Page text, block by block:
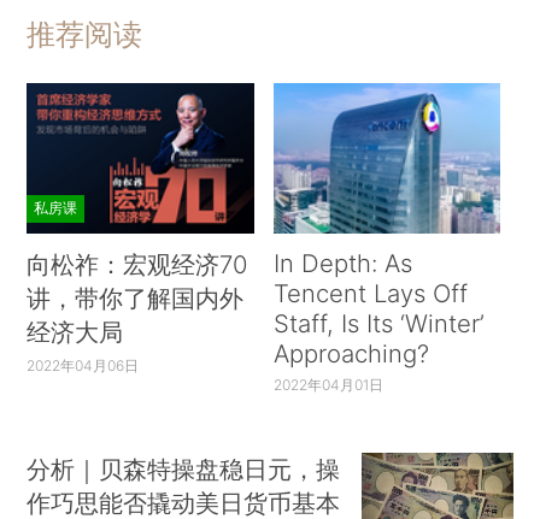
推荐阅读
私房课
向松祚：宏观经济70
讲，带你了解国内外
经济大局
2022年04月06日
In Depth: As
Tencent Lays Off
Staff, Is Its ‘Winter’
Approaching?
2022年04月01日
分析｜贝森特操盘稳日元，操
作巧思能否撬动美日货币基本